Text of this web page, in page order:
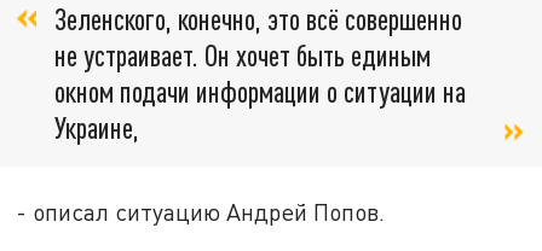
Зеленского, конечно, это всё совершенно
не устраивает. Он хочет быть единым
окном подачи информации о ситуации на
Украине,
- описал ситуацию Андрей Попов.